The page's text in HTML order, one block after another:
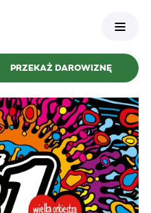
PRZEKAŻ DAROWIZNĘ